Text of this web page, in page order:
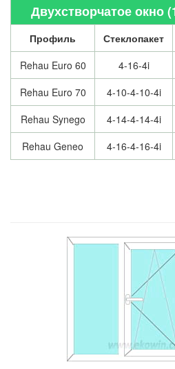
Двухстворчатое окно
Профиль Стеклопакет
Rehau Euro 60
4-16-4i
Rehau Euro 70
4-10-4-10-4i
Rehau Synego
4-14-4-14-4i
Rehau Geneo
4-16-4-16-4i